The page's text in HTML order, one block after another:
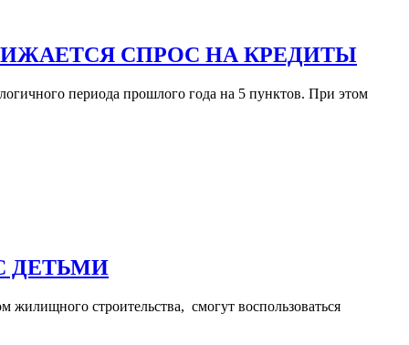
СПРОС НА КРЕДИТЫ
периода прошлого года на 5 пунктов. При этом
ДЕТЬМИ
строительства, смогут воспользоваться